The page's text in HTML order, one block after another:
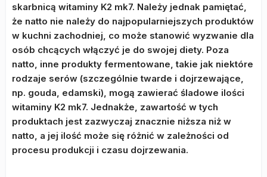
skarbnicą witaminy K2 mk7. Należy jednak pamiętać,
że natto nie należy do najpopularniejszych produktów
w kuchni zachodniej, co może stanowić wyzwanie dla
osób chcących włączyć je do swojej diety. Poza
natto, inne produkty fermentowane, takie jak niektóre
rodzaje serów (szczególnie twarde i dojrzewające,
np. gouda, edamski), mogą zawierać śladowe ilości
witaminy K2 mk7. Jednakże, zawartość w tych
produktach jest zazwyczaj znacznie niższa niż w
natto, a jej ilość może się różnić w zależności od
procesu produkcji i czasu dojrzewania.